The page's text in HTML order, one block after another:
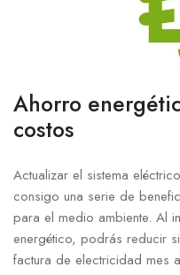
Ahorro
costos
Actualizar el sistema
consigo una serie de
para ⁢el⁢ medio ambiente. Al
energético, ⁣podrás​ reducir
factura de‌ electricidad⁢ mes‍